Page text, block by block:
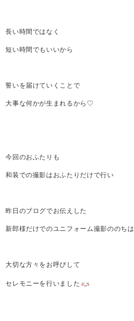
長い時間ではなく
短い時間でもいいから
誓いを届けていくことで
大事な何かが生まれるから♡
今回のおふたりも
和装での撮影はおふたりだけで行い
昨日のブログでお伝えした
新郎様だけでのユニフォーム撮影ののちは
大切な方々をお呼びして
セレモニーを行いました